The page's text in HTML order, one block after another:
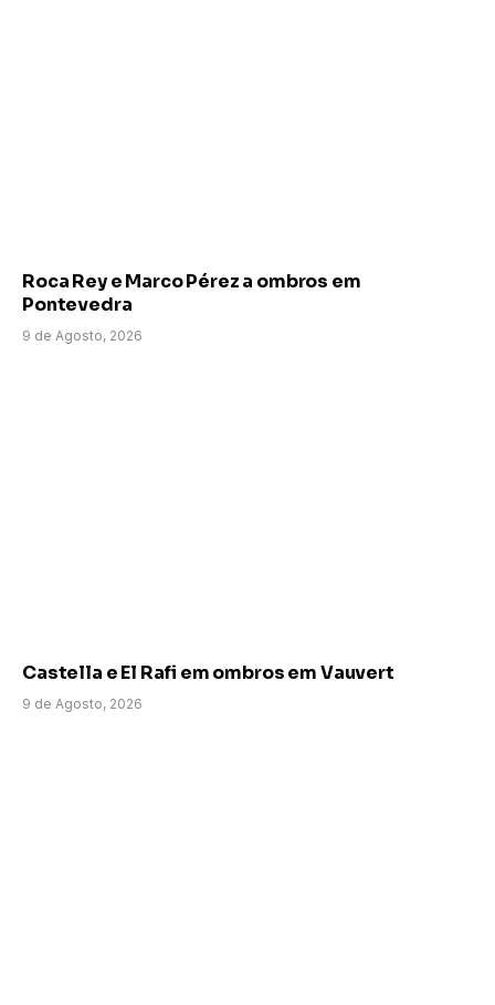
Roca Rey e Marco Pérez a ombros em
Pontevedra
9 de Agosto, 2026
Castella e El Rafi em ombros em Vauvert
9 de Agosto, 2026